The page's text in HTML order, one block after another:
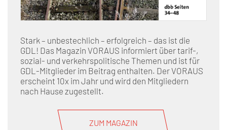
Stark – unbestechlich – erfolgreich – das ist die
GDL! Das Magazin VORAUS informiert über tarif-,
sozial- und verkehrspolitische Themen und ist für
GDL-Mitglieder im Beitrag enthalten. Der VORAUS
erscheint 10x im Jahr und wird den Mitgliedern
nach Hause zugestellt.
ZUM MAGAZIN